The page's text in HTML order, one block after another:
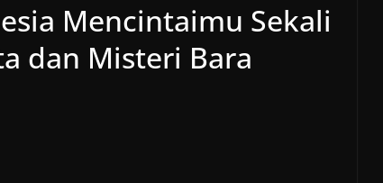
Mencintaimu Sekali
dan Misteri Bara